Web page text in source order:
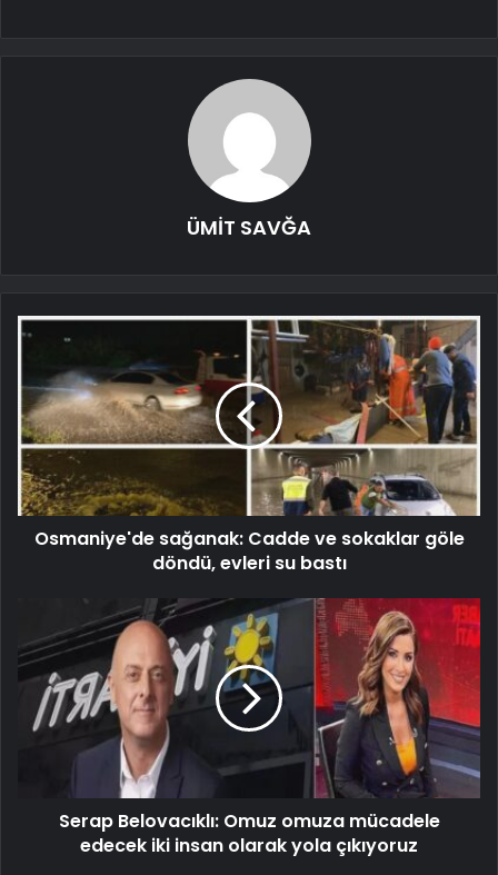
ÜMİT SAVĞA
Osmaniye'de sağanak: Cadde ve sokaklar göle
döndü, evleri su bastı
Serap Belovacıklı: Omuz omuza mücadele
edecek iki insan olarak yola çıkıyoruz